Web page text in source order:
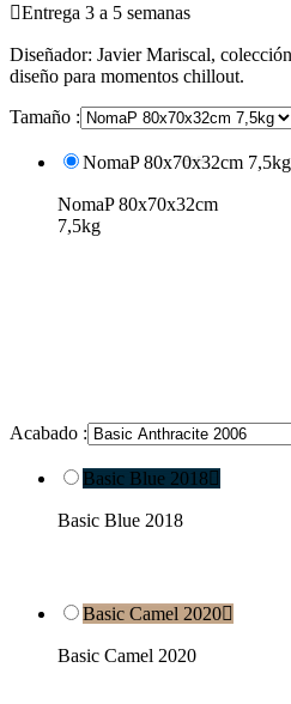
Entrega 3 a 5 semanas
Diseñador: Javier Mariscal,
diseño para momentos chillout.
Tamaño :
NomaP 80x70x32cm 7,5kg
NomaP 80x70x32cm
7,5kg
Acabado :
Basic Blue 2018
Basic Blue 2018
Basic Camel 2020
Basic Camel 2020